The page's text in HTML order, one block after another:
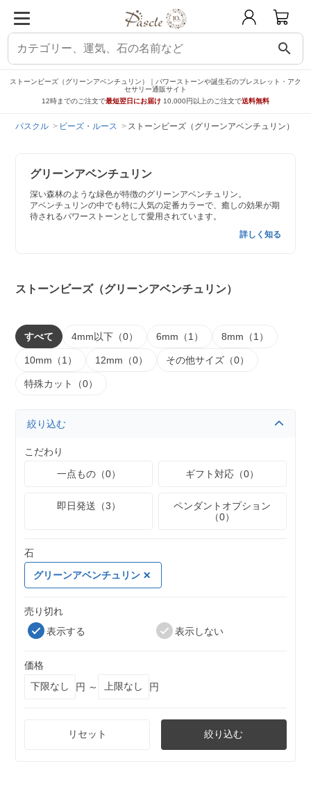
search
ストーンビーズ（グリーンアベンチュリン）｜パワーストーンや誕生石のブレスレット・アク
セサリー通販サイト
12時までのご注文で最短翌日にお届け 10,000円以上のご注文で送料無料
パスクル ビーズ・ルース ストーンビーズ（グリーンアベンチュリン）
グリーンアベンチュリン
深い森林のような緑色が特徴のグリーンアベンチュリン。
アベンチュリンの中でも特に人気の定番カラーで、癒しの効果が期
待されるパワーストーンとして愛用されています。
詳しく知る
ストーンビーズ（グリーンアベンチュリン）
すべて 4mm以下（0） 6mm（1） 8mm（1）
10mm（1） 12mm（0） その他サイズ（0）
特殊カット（0）
絞り込む
こだわり
一点もの（0）
ギフト対応（0）
即日発送（3）
ペンダントオプション
（0）
石
グリーンアベンチュリン
売り切れ
表示する
表示しない
価格
円 ～
円
リセット 絞り込む